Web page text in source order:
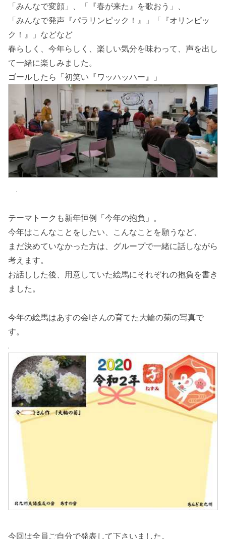
「みんなで変顔」、「『春が来た』を歌おう」、
「みんなで発声『パラリンピック！』」「『オリンピッ
ク！』」などなど
春らしく、今年らしく、楽しい気分を味わって、声を出し
て一緒に楽しみました。
ゴールしたら「初笑い『ワッハッハー』」
テーマトークも新年恒例「今年の抱負」。
今年はこんなことをしたい、こんなことを願うなど、
まだ決めていなかった方は、グループで一緒に話しながら
考えます。
お話しした後、用意していた絵馬にそれぞれの抱負を書き
ました。
今年の絵馬はあすの会Iさんの育てた大輪の菊の写真で
す。
今回は全員ご自分で発表して下さいました。